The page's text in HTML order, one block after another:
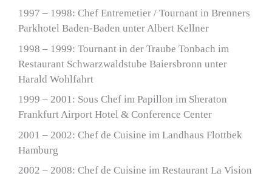
1997 – 1998: Chef Entremetier / Tournant in Brenners
Parkhotel Baden-Baden unter Albert Kellner
1998 – 1999: Tournant in der Traube Tonbach im
Restaurant Schwarzwaldstube Baiersbronn unter
Harald Wohlfahrt
1999 – 2001: Sous Chef im Papillon im Sheraton
Frankfurt Airport Hotel & Conference Center
2001 – 2002: Chef de Cuisine im Landhaus Flottbek
Hamburg
2002 – 2008: Chef de Cuisine im Restaurant La Vision